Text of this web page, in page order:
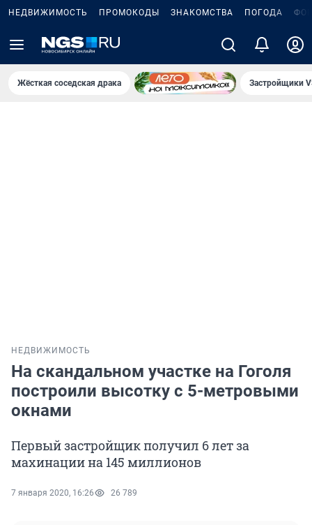
НЕДВИЖИМОСТЬ ПРОМОКОДЫ ЗНАКОМСТВА ПОГОДА
Жёсткая соседская драка Застройщики
НЕДВИЖИМОСТЬ
На скандальном участке на Гоголя
построили высотку с 5-метровыми
окнами
Первый застройщик получил 6 лет за
махинации на 145 миллионов
7 января 2020, 16:26 26 789